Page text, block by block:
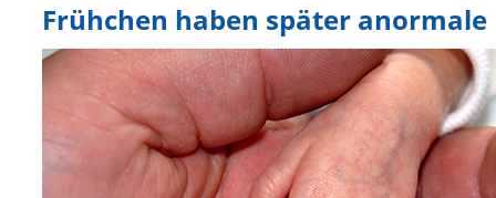
Frühchen haben später